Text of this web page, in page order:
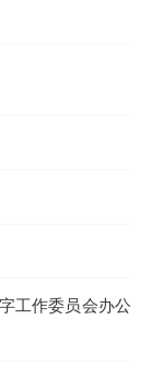
工作委员会办公